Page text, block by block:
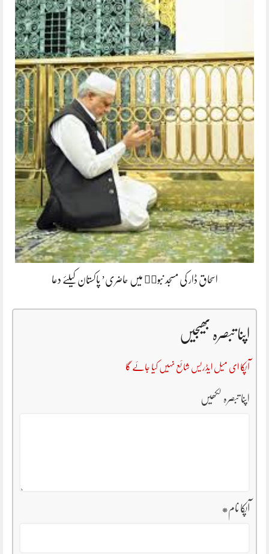
اسحاق ڈار کی مسجد نبویۖ میں حاضری’ پاکستان کیلئے دعا
اپنا تبصرہ بھیجیں
آپکا ای میل ایڈریس شائع نہیں کیا جائے گا
اپنا تبصرہ لکھیں
آپکا نام*